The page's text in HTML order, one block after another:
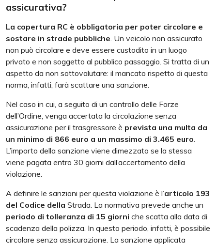
assicurativa?
La copertura RC è obbligatoria per poter circolare e
sostare in strade pubbliche . Un veicolo non assicurato
non può circolare e deve essere custodito in un luogo
privato e non soggetto al pubblico passaggio. Si tratta di un
aspetto da non sottovalutare: il mancato rispetto di questa
norma, infatti, farà scattare una sanzione.
Nel caso in cui, a seguito di un controllo delle Forze
dell’Ordine, venga accertata la circolazione senza
assicurazione per il trasgressore è prevista una multa da
un minimo di 866 euro a un massimo di 3.465 euro
L’importo della sanzione viene dimezzato se la stessa
viene pagata entro 30 giorni dall’accertamento della
violazione.
A definire le sanzioni per questa violazione è l’articolo 193
del Codice della Strada. La normativa prevede anche un
periodo di tolleranza di 15 giorni che scatta alla data di
scadenza della polizza. In questo periodo, infatti, è possibile
circolare senza assicurazione. La sanzione applicata